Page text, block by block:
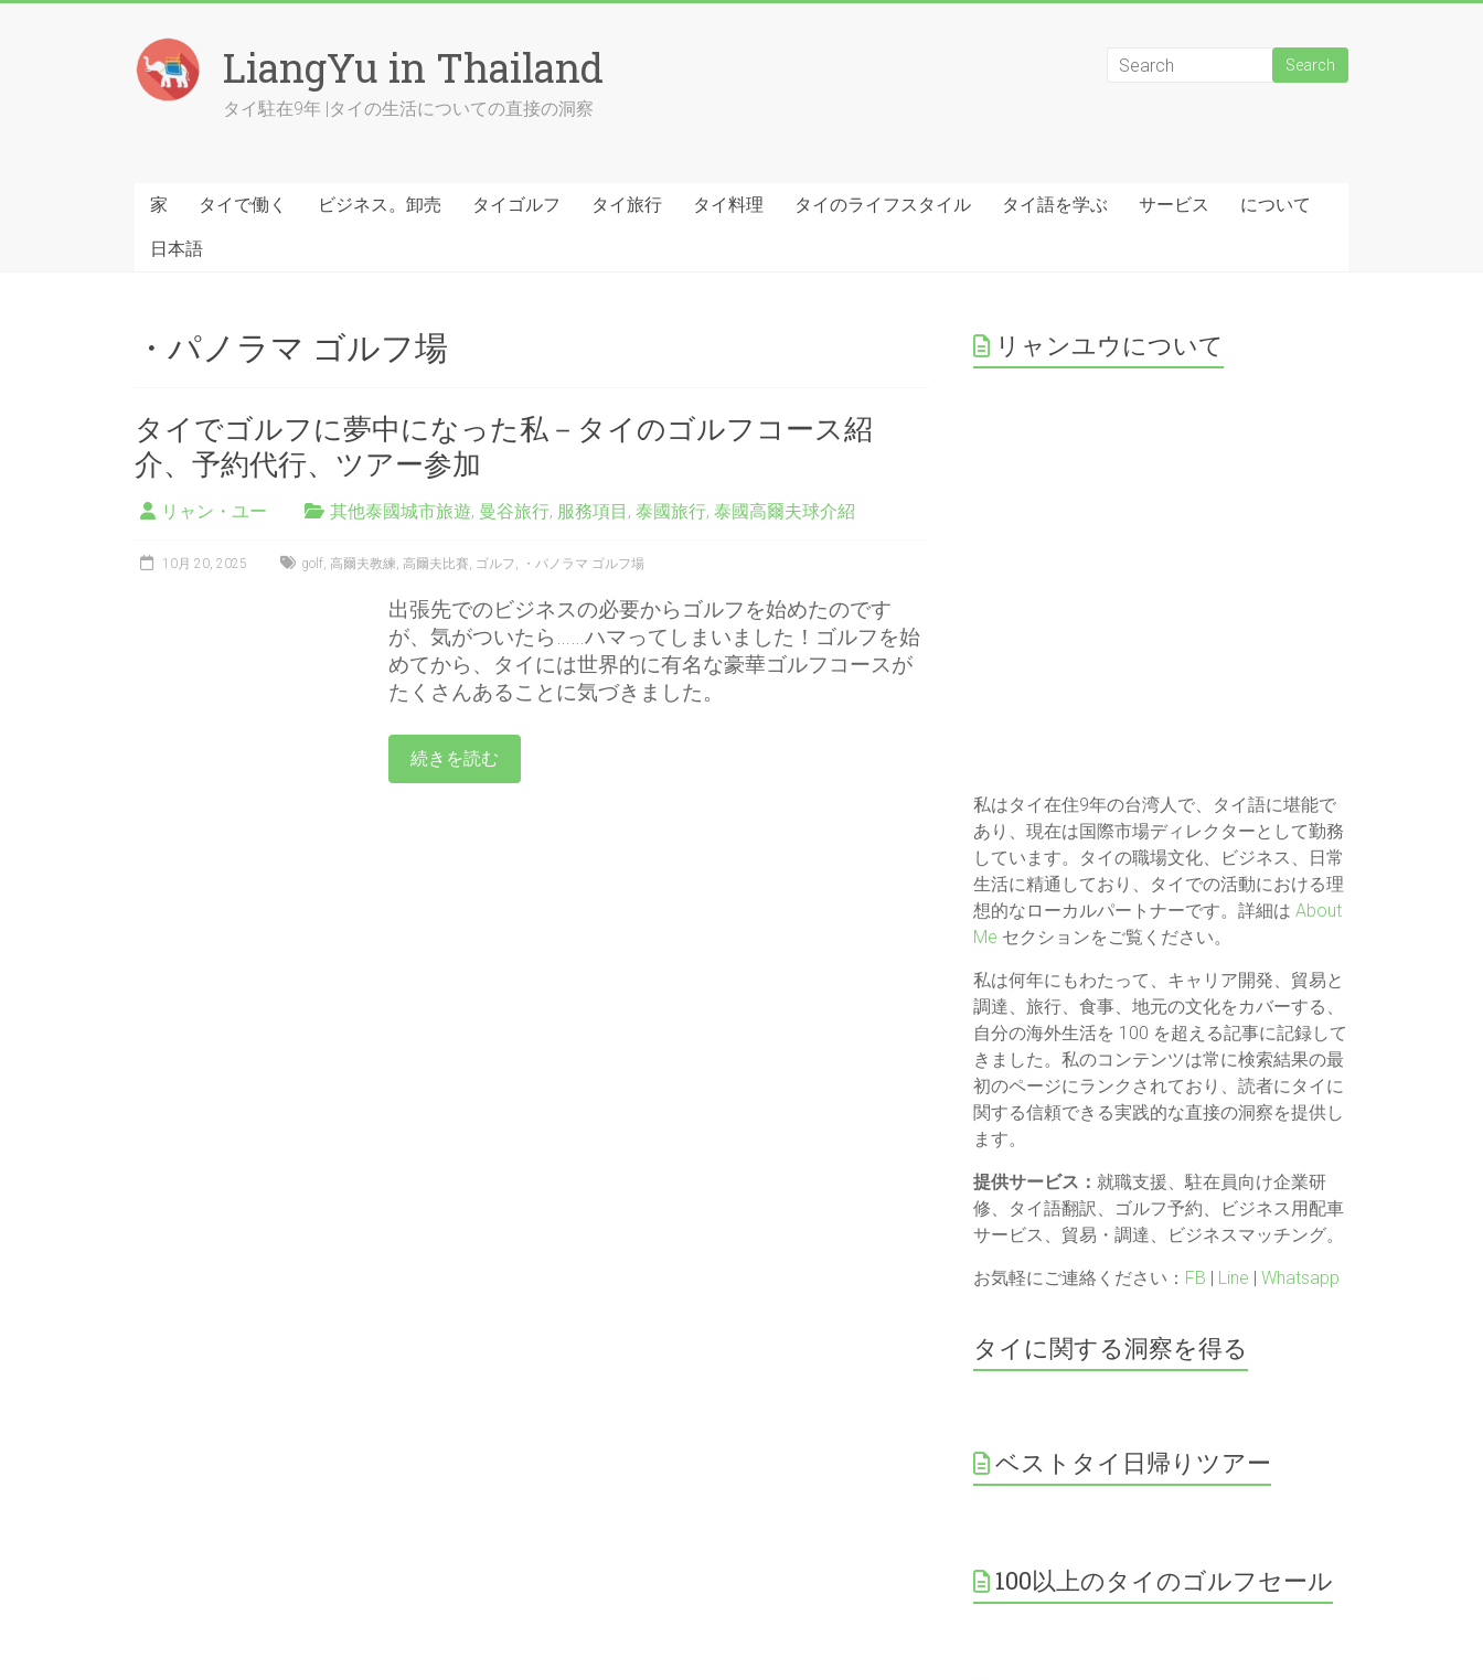
LiangYu in Thailand
タイ駐在9年 |タイの生活についての直接の洞察
家 タイで働く ビジネス。卸売 タイゴルフ タイ旅行 タイ料理 タイのライフスタイル タイ語を学ぶ サービス について
日本語
・パノラマ ゴルフ場
タイでゴルフに夢中になった私－タイのゴルフコース紹
介、予約代行、ツアー参加
リャン・ユー 其他泰國城市旅遊, 曼谷旅行, 服務項目 , 泰國旅行, 泰國高爾夫球介紹
10月 20, 2025 golf, 高爾夫教練, 高爾夫比賽, ゴルフ , ・パノラマ ゴルフ場
出張先でのビジネスの必要からゴルフを始めたのです
が、気がついたら……ハマってしまいました！ゴルフを始
めてから、タイには世界的に有名な豪華ゴルフコースが
たくさんあることに気づきました。
続きを読む
リャンユウについて
私はタイ在住9年の台湾人で、タイ語に堪能で
あり、現在は国際市場ディレクターとして勤務
しています。タイの職場文化、ビジネス、日常
生活に精通しており、タイでの活動における理
想的なローカルパートナーです。詳細はAbout
Me セクションをご覧ください。
私は何年にもわたって、キャリア開発、貿易と
調達、旅行、食事、地元の文化をカバーする、
自分の海外生活を 100 を超える記事に記録して
きました。私のコンテンツは常に検索結果の最
初のページにランクされており、読者にタイに
関する信頼できる実践的な直接の洞察を提供し
ます。
提供サービス：就職支援、駐在員向け企業研
修、タイ語翻訳、ゴルフ予約、ビジネス用配車
サービス、貿易・調達、ビジネスマッチング。
お気軽にご連絡ください： FB | Line |Whatsapp
タイに関する洞察を得る
ベストタイ日帰りツアー
100以上のタイのゴルフセール